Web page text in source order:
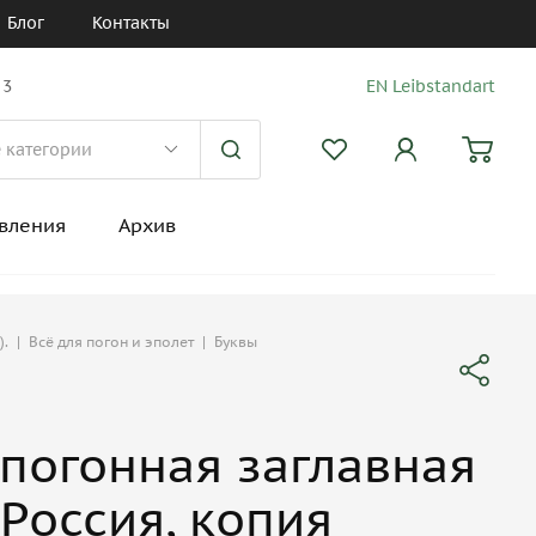
Блог Контакты
EN Leibstandart
Архив
| Всё для погон и эполет | Буквы
заглавная
копия